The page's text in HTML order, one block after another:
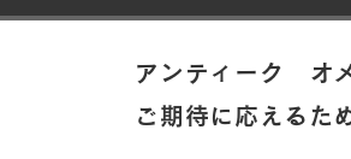
アンティーク オ
ご期待に応えるた